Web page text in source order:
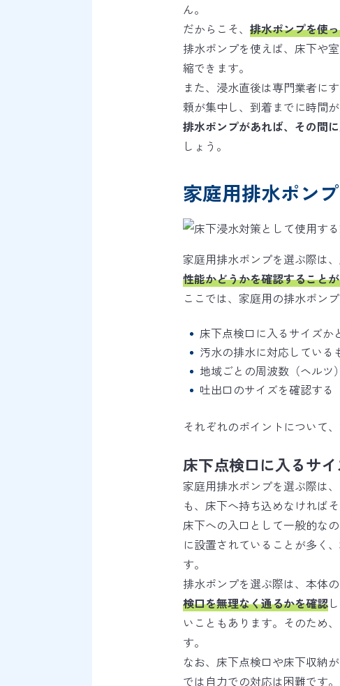
ん。
だからこそ、 排水ポンプを使
排水ポンプを使えば、床下や
縮できます。
また、浸水直後は専門業者に
頼が集中し、到着までに時間
排水ポンプがあれば、その間
しょう。
家庭用排水ポン
家庭用排水ポンプを選ぶ際は
性能かどうかを確認すること
ここでは、家庭用の排水ポン
床下点検口に入るサイズか
汚水の排水に対応している
地域ごとの周波数（ヘルツ
吐出口のサイズを確認する
それぞれのポイントについて
床下点検口に入るサ
家庭用排水ポンプを選ぶ際は
も、床下へ持ち込めなければ
床下への入口として一般的な
に設置されていることが多く、
す。
排水ポンプを選ぶ際は、本体
検口を無理なく通るかを確認
いこともあります。そのため
す。
なお、床下点検口や床下収納
では自力での対応は困難です